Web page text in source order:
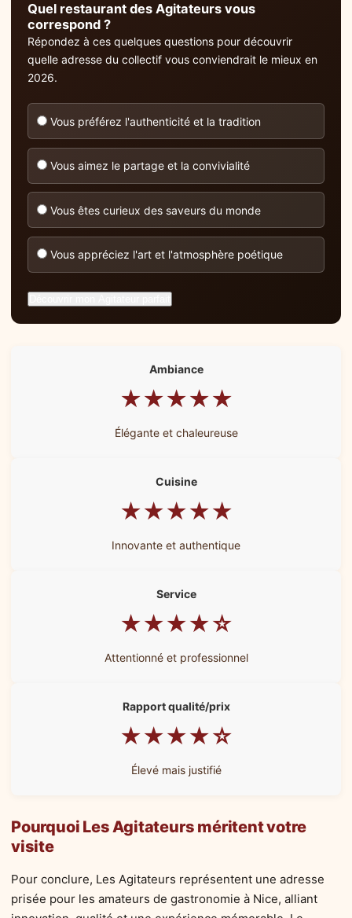
Quel restaurant des Agitateurs vous
correspond ?
Répondez à ces quelques questions pour découvrir
quelle adresse du collectif vous conviendrait le mieux en
2026.
Vous préférez l'authenticité et la tradition
Vous aimez le partage et la convivialité
Vous êtes curieux des saveurs du monde
Vous appréciez l'art et l'atmosphère poétique
Ambiance
★★★★★
Élégante et chaleureuse
Cuisine
★★★★★
Innovante et authentique
Service
★★★★☆
Attentionné et professionnel
Rapport qualité/prix
★★★★☆
Élevé mais justifié
Pourquoi Les Agitateurs méritent votre
visite
Pour conclure, Les Agitateurs représentent une adresse
prisée pour les amateurs de gastronomie à Nice, alliant